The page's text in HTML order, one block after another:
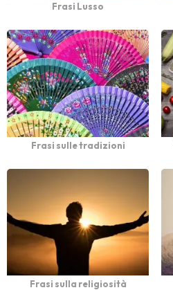
Frasi Lusso
Frasi sulle tradizioni
Frasi sulla religiosità